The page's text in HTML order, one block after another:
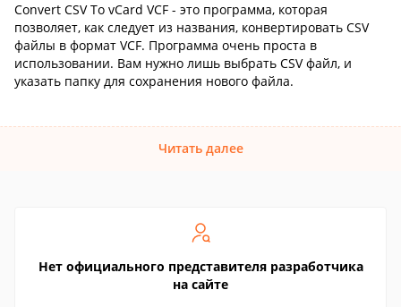
Convert CSV To vCard VCF - это программа, которая
позволяет, как следует из названия, конвертировать CSV
файлы в формат VCF. Программа очень проста в
использовании. Вам нужно лишь выбрать CSV файл, и
указать папку для сохранения нового файла.
Читать далее
Нет официального представителя разработчика
на сайте